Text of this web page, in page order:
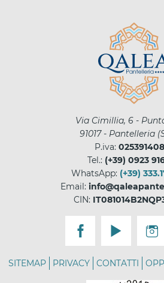
Via Cimillia, 6 -
91017- Pantelleria (
P.iva:
Tel.: (+39) 0923
WhatsApp: (+39)
Email:
CIN:
SITEMAP PRIVACY CONTATTI